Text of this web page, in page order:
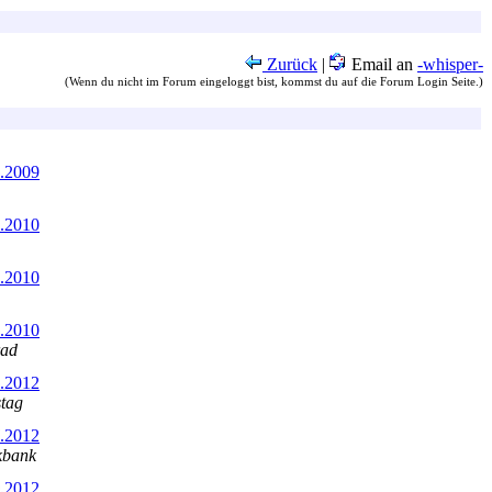
Zurück | Email an -whisper-
(Wenn du nicht im Forum eingeloggt bist, kommst du auf die Forum Login Seite.)